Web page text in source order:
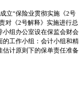
“保险业贯彻实施《2号
对《2号解释》实施进行总
小组办公室设在保监会财会
的工作小组：会计小组和精
计原则下的保单责任准备